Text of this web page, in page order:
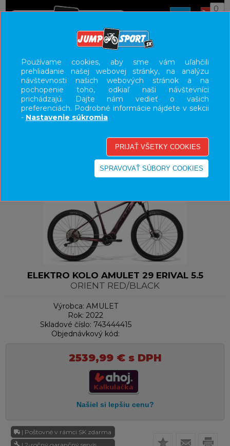
0
E-BIKE HORSKÉ HARDTAIL, PEVNÉ
UŽÍVATEĽSKÝ PANEL
KATEGÓRIE
VÝPREDAJ - VŠETKO
ELEKTRO KOLO AMULET 29 ERIVAL 5.5
ORIENT RED/BLACK
Výrobca: AMULET
Rok: 2022
Skladové číslo: 743444415
Objednávkový kód:
2539,99 €s DPH
| Poštovné v rámci SK zdarma
Používame cookies, aby sme vám uľahčili
prehliadanie našej webovej stránky, na analýzu
návštevnosti našich webových stránok a na
pochopenie toho, odkiaľ naši návštevníci
prichádzajú. Dajte nám vedieť o vašich
preferenciách. Podrobné informácie nájdete v sekcii
- Nastavenie súkromia